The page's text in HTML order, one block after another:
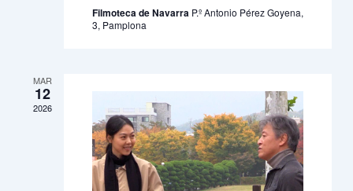
Filmoteca de Navarra P.º Antonio Pérez Goyena,
3, Pamplona
MAR
12
2026